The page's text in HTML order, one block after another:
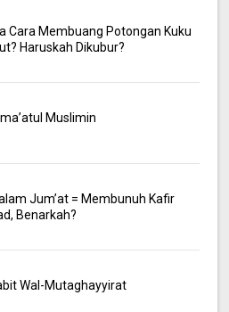
Cara Membuang Potongan Kuku
Haruskah Dikubur?
Muslimin
Jum’at = Membunuh Kafir
Benarkah?
Wal-Mutaghayyirat